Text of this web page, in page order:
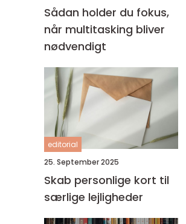
Sådan holder du fokus,
når multitasking bliver
nødvendigt
editorial
25. September 2025
Skab personlige kort til
særlige lejligheder